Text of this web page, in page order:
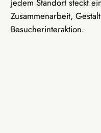
jedem Standort steckt
Zusammenarbeit,
Besucherinteraktion.